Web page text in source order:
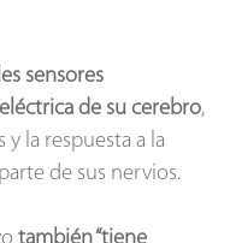
sensores
de su cerebro,
la respuesta a la
de sus nervios.